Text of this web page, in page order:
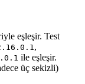
eşleşir. Test
,
ile eşleşir.
üç sekizli)